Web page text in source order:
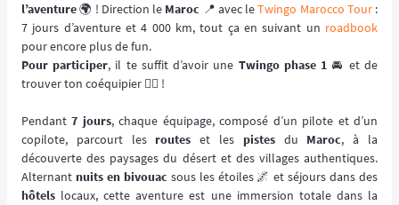
l’aventure🌍️ ! Direction le Maroc 📍 avec leTwingo Marocco Tour:
7 jours d’aventure et 4 000 km, tout ça en suivant un roadbook
pour encore plus de fun.
Pour participer, il te suffit d’avoir une Twingo phase 1 🚘️ et de
trouver ton coéquipier 🙋‍♂️ !
Pendant7 jours, chaque équipage, composé d’un pilote et d’un
copilote, parcourt les routes et les pistesdu Maroc, à la
découverte des paysages du désert et des villages authentiques.
Alternant nuits en bivouac sous les étoiles 🌌 et séjours dans des
hôtels locaux, cette aventure est une immersion totale dans la